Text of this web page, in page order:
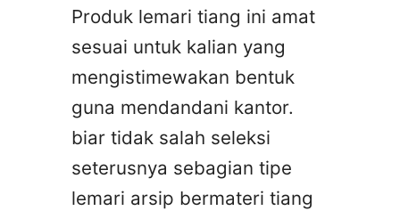
Produk lemari tiang ini amat
sesuai untuk kalian yang
mengistimewakan bentuk
guna mendandani kantor.
biar tidak salah seleksi
seterusnya sebagian tipe
lemari arsip bermateri tiang